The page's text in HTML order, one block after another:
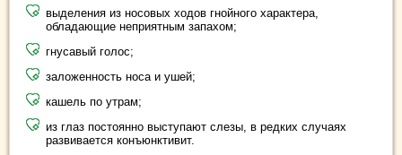
выделения из носовых ходов гнойного характера,
обладающие неприятным запахом;
гнусавый голос;
заложенность носа и ушей;
кашель по утрам;
из глаз постоянно выступают слезы, в редких случаях
развивается конъюнктивит.